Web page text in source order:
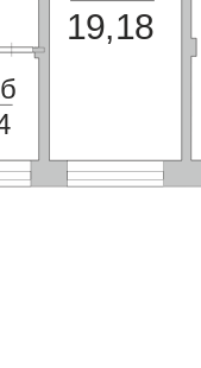
19,18